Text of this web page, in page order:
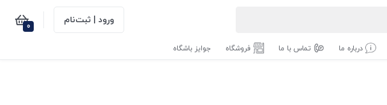
ورود | ثبت‌نام 0
درباره ما تماس با ما فروشگاه جوایز باشگاه